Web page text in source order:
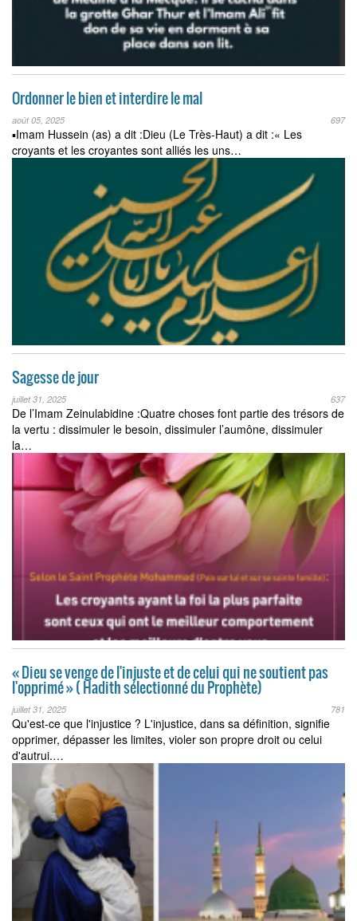
Ordonner le bien et interdire le mal
août 05, 2025 697
▪️Imam Hussein (as) a dit :Dieu (Le Très-Haut) a dit :« Les
croyants et les croyantes sont alliés les uns…
Sagesse de jour
juillet 31, 2025 637
De l’Imam Zeinulabidine :Quatre choses font partie des trésors de
la vertu : dissimuler le besoin, dissimuler l’aumône, dissimuler
la…
« Dieu se venge de l'injuste et de celui qui ne soutient pas
l'opprimé » ( Hadith sélectionné du Prophète)
juillet 31, 2025 781
Qu'est-ce que l'injustice ? L'injustice, dans sa définition, signifie
opprimer, dépasser les limites, violer son propre droit ou celui
d'autrui.…